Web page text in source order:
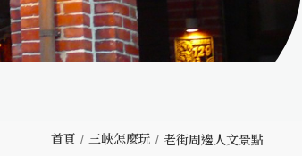
首頁 三峽怎麼玩 老街周邊人文景點